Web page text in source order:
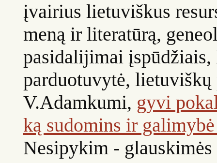
įvairius lietuviškus
meną ir literatūrą,
pasidalijimai
parduotuvytė,
V.Adamkumi, gyvi
ką sudomins ir
Nesipykim -